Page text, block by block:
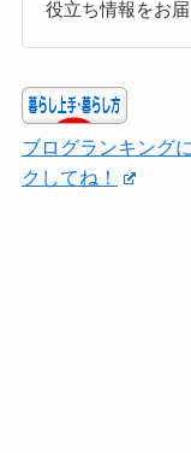
役立ち情報をお届
ブログランキング
クしてね！